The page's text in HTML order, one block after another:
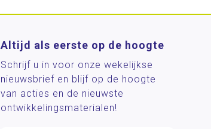
Altijd als eerste op de hoogte
Schrijf u in voor onze wekelijkse
nieuwsbrief en blijf op de hoogte
van acties en de nieuwste
ontwikkelingsmaterialen!